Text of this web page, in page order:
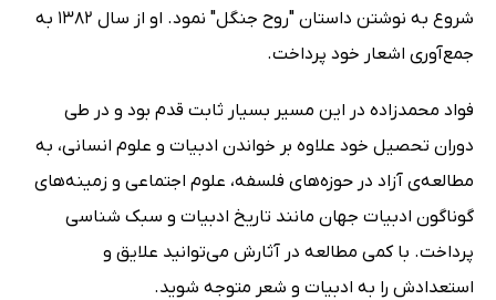
شروع به نوشتن داستان "روح جنگل" نمود. او از سال 1382 به
جمع‌آوری اشعار خود پرداخت.
فواد محمدزاده در این مسیر بسیار ثابت قدم بود و در طی
دوران تحصیل خود علاوه بر خواندن ادبیات و علوم انسانی، به
مطالعه‌ی آزاد در حوزه‌های فلسفه، علوم اجتماعی و زمینه‌های
گوناگون ادبیات جهان مانند تاریخ ادبیات و سبک شناسی
پرداخت. با کمی مطالعه در آثارش می‌توانید علایق و
استعدادش را به ادبیات و شعر متوجه شوید.